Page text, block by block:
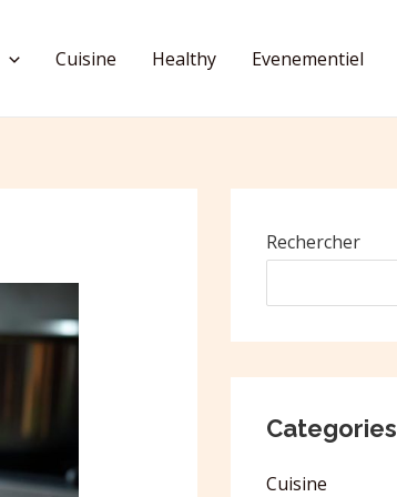
Cuisine Healthy Evenementiel
Rechercher
Categories
Cuisine